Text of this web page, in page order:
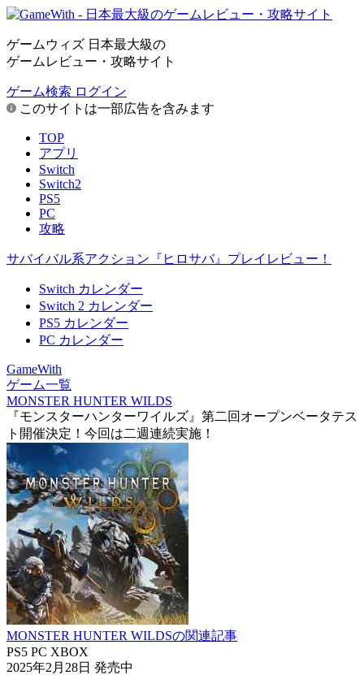
ゲームウィズ 日本最大級の
ゲームレビュー・攻略サイト
ゲーム検索 ログイン
このサイトは一部広告を含みます
TOP
アプリ
Switch
Switch2
PS5
PC
攻略
サバイバル系アクション『ヒロサバ』プレイレビュー！
Switch カレンダー
Switch 2 カレンダー
PS5 カレンダー
PC カレンダー
GameWith
ゲーム一覧
MONSTER HUNTER WILDS
『モンスターハンターワイルズ』第二回オープンベータテス
ト開催決定！今回は二週連続実施！
MONSTER HUNTER WILDSの関連記事
PS5 PC XBOX
2025年2月28日 発売中